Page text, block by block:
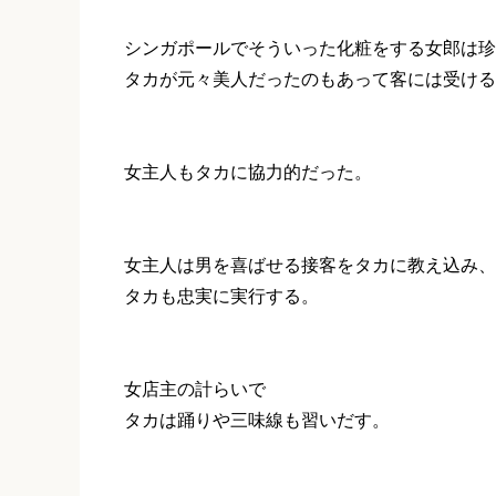
シンガポールでそういった化粧をする女郎は珍
タカが元々美人だったのもあって客には受ける
女主人もタカに協力的だった。
女主人は男を喜ばせる接客をタカに教え込み、
タカも忠実に実行する。
女店主の計らいで
タカは踊りや三味線も習いだす。